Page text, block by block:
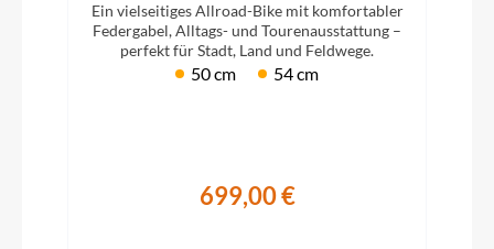
Ein vielseitiges Allroad-Bike mit komfortabler
Federgabel, Alltags- und Tourenausstattung –
perfekt für Stadt, Land und Feldwege.
50 cm 54 cm
699,00 €